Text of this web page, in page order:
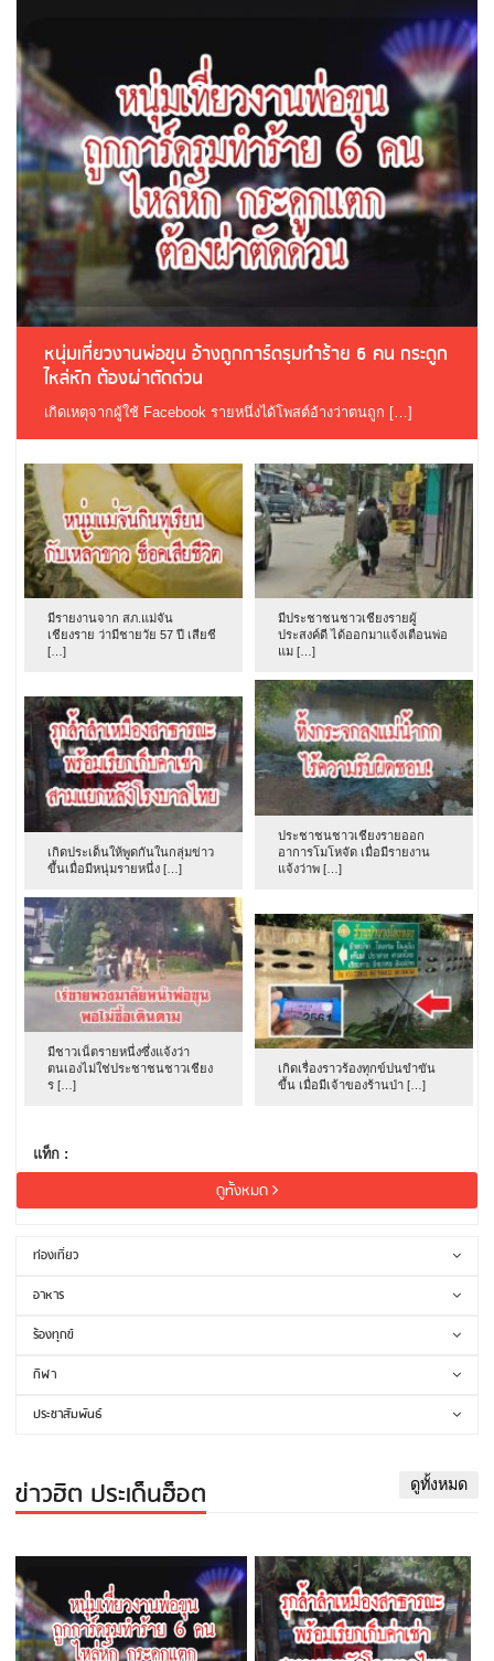
หนุ่มเที่ยวงานพ่อขุน อ้างถูกการ์ดรุมทำร้าย 6 คน กระดูก
ไหล่หัก ต้องผ่าตัดด่วน
เกิดเหตุจากผู้ใช้ Facebook รายหนึ่งได้โพสต์อ้างว่าตนถูก […]
มีรายงานจาก สภ.แม่จัน
เชียงราย ว่ามีชายวัย 57 ปี เสียชี
[…]
มีประชาชนชาวเชียงรายผู้
ประสงค์ดี ได้ออกมาแจ้งเตือนพ่อ
แม […]
เกิดประเด็นให้พูดกันในกลุ่มข่าว
ขึ้นเมื่อมีหนุ่มรายหนึ่ง […]
ประชาชนชาวเชียงรายออก
อาการโมโหจัด เมื่อมีรายงาน
แจ้งว่าพ […]
มีชาวเน็ตรายหนึ่งซึ่งแจ้งว่า
ตนเองไม่ใช่ประชาชนชาวเชียง
ร […]
เกิดเรื่องราวร้องทุกข์ปนขำขัน
ขึ้น เมื่อมีเจ้าของร้านป่า […]
แท็ก :
ดูทั้งหมด
ท่องเที่ยว
อาหาร
ร้องทุกข์
กีฬา
ประชาสัมพันธ์
ข่าวฮิต ประเด็นฮ็อต ดูทั้งหมด